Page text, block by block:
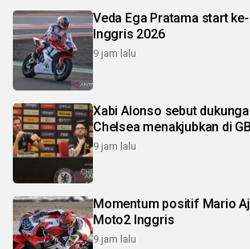
Veda Ega Pratama start
Inggris 2026
9 jam lalu
Xabi Alonso sebut
Chelsea menakjubkan di
9 jam lalu
Momentum positif Mario
Moto2 Inggris
9 jam lalu